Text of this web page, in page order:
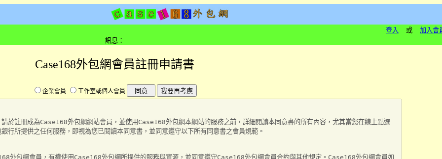
登入 或 加入會
訊息：
Case168外包網會員註冊申請書
企業會員 工作室或個人會員